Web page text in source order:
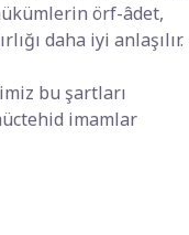
örf-âdet,
daha iyi anlaşılır.
bu şartları
imamlar